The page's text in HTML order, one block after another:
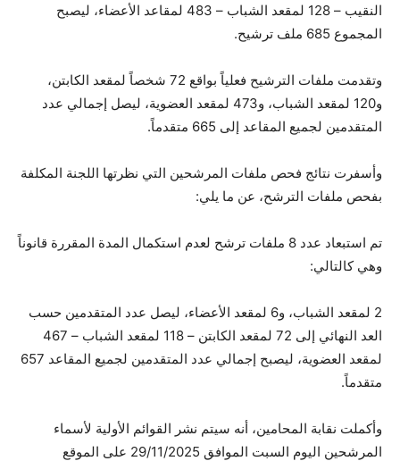
النقيب – 128 لمقعد الشباب – 483 لمقاعد الأعضاء، ليصبح
المجموع 685 ملف ترشيح.
وتقدمت ملفات الترشيح فعلياً بواقع 72 شخصاً لمقعد الكابتن،
و120 لمقعد الشباب، و473 لمقعد العضوية، ليصل إجمالي عدد
المتقدمين لجميع المقاعد إلى 665 متقدماً.
وأسفرت نتائج فحص ملفات المرشحين التي نظرتها اللجنة المكلفة
بفحص ملفات الترشح، عن ما يلي:
تم استبعاد عدد 8 ملفات ترشح لعدم استكمال المدة المقررة قانوناً
وهي كالتالي:
2 لمقعد الشباب، و6 لمقعد الأعضاء، ليصل عدد المتقدمين حسب
العد النهائي إلى 72 لمقعد الكابتن – 118 لمقعد الشباب – 467
لمقعد العضوية، ليصبح إجمالي عدد المتقدمين لجميع المقاعد 657
متقدماً.
وأكملت نقابة المحامين، أنه سيتم نشر القوائم الأولية لأسماء
المرشحين اليوم السبت الموافق 29/11/2025 على الموقع